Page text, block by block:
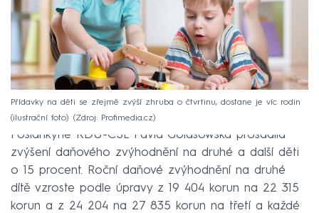
Přídavky na děti se zřejmě zvýší zhruba o čtvrtinu, dostane je víc rodin
(ilustrační foto)
Zdroj: Profimedia.cz
Poslankyně KDU-ČSL Pavla Golasowská prosadila
zvýšení daňového zvýhodnění na druhé a další děti
o 15 procent. Roční daňové zvýhodnění na druhé
dítě vzroste podle úpravy z 19 404 korun na 22 315
korun a z 24 204 na 27 835 korun na třetí a každé